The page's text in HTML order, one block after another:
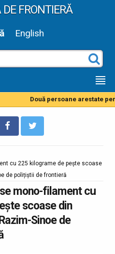
FRONTIERĂ
English
Două persoane arestate
cu 225 kilograme de pește scoase
de polițiștii de frontieră
mono-filament cu
scoase din
Sinoe de